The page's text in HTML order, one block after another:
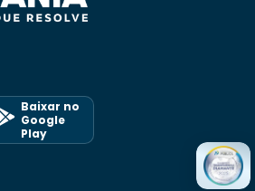
Baixar no
Google
Play